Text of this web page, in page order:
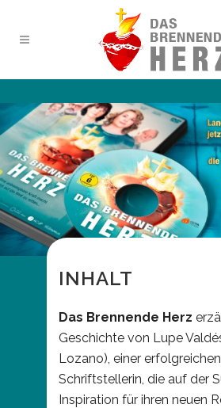
INHALT
Das Brennende Herz
Geschichte von Lupe
Lozano), einer erfolgreichen
Schriftstellerin, die auf der
Inspiration für ihren neuen